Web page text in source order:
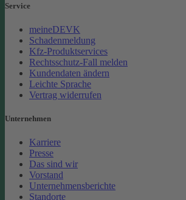
Service
meineDEVK
Schadenmeldung
Kfz-Produktservices
Rechtsschutz-Fall melden
Kundendaten ändern
Leichte Sprache
Vertrag widerrufen
Unternehmen
Karriere
Presse
Das sind wir
Vorstand
Unternehmensberichte
Standorte